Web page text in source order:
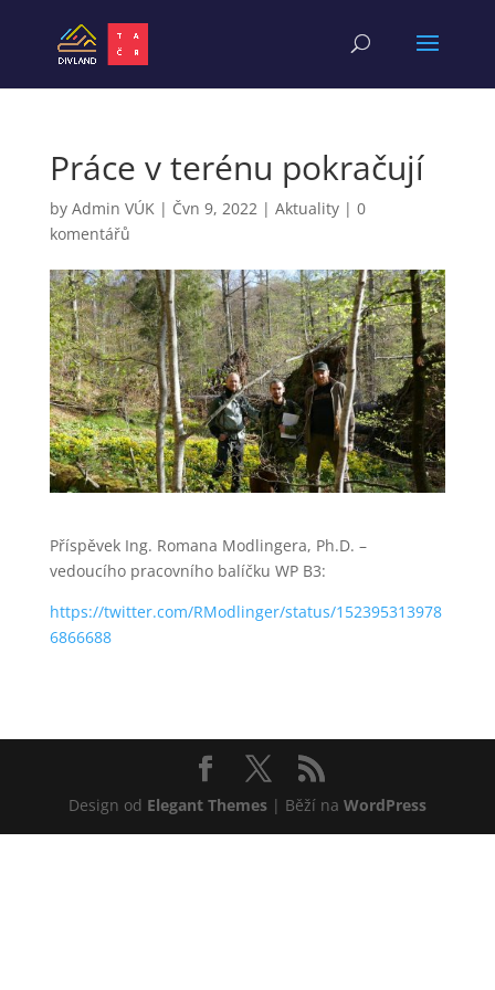
Práce v terénu pokračují
by Admin VÚK| Čvn 9, 2022| Aktuality| 0
komentářů
Příspěvek Ing. Romana Modlingera, Ph.D. –
vedoucího pracovního balíčku WP B3:
https://twitter.com/RModlinger/status/152395313978
6866688
Design od Elegant Themes| Běží na WordPress